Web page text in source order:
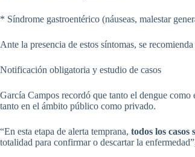
* Síndrome gastroentérico (náuseas, malestar
Ante la presencia de estos síntomas, se
Notificación obligatoria y estudio de casos
García Campos recordó que tanto el dengue
tanto en el ámbito público como privado.
“En esta etapa de alerta temprana, todos los casos
totalidad para confirmar o descartar la